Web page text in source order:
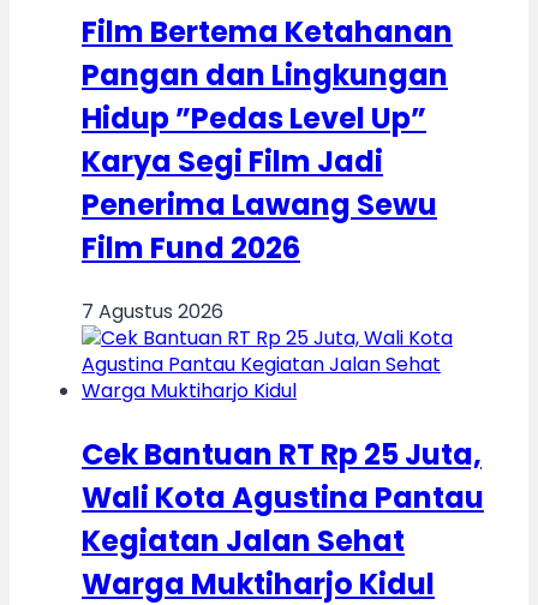
Film Bertema Ketahanan
Pangan dan Lingkungan
Hidup ”Pedas Level Up”
Karya Segi Film Jadi
Penerima Lawang Sewu
Film Fund 2026
7 Agustus 2026
Cek Bantuan RT Rp 25 Juta,
Wali Kota Agustina Pantau
Kegiatan Jalan Sehat
Warga Muktiharjo Kidul